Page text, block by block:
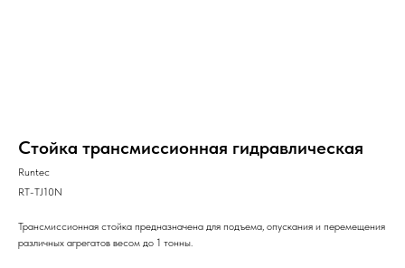
Стойка трансмиссионная гидравлическая
Runtec
RT-TJ10N
Трансмиссионная стойка предназначена для подъема, опускания и перемещения
различных агрегатов весом до 1 тонны.